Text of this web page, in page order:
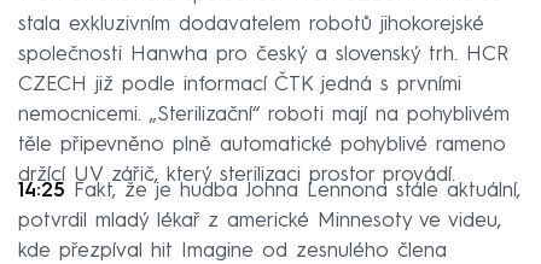
stala exkluzivním dodavatelem robotů jihokorejské
společnosti Hanwha pro český a slovenský trh. HCR
CZECH již podle informací ČTK jedná s prvními
nemocnicemi. „Sterilizační“ roboti mají na pohyblivém
těle připevněno plně automatické pohyblivé rameno
držící UV zářič, který sterilizaci prostor provádí.
14:25 Fakt, že je hudba Johna Lennona stále aktuální,
potvrdil mladý lékař z americké Minnesoty ve videu,
kde přezpíval hit Imagine od zesnulého člena